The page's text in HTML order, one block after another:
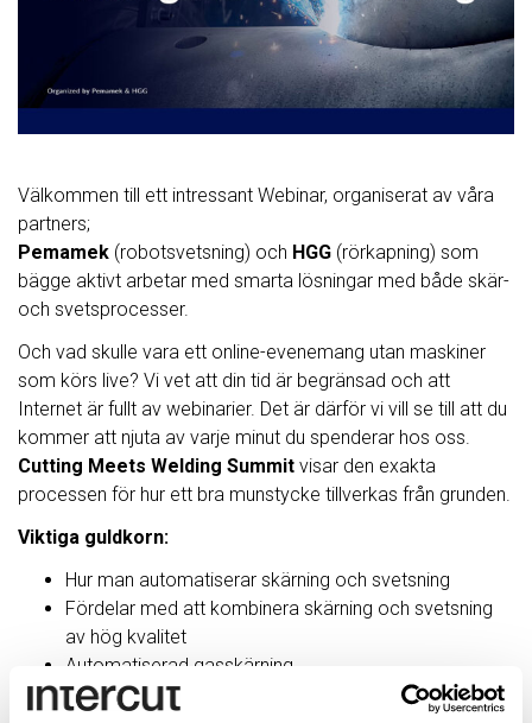
Välkommen till ett intressant Webinar, organiserat av våra
partners;
Pemamek (robotsvetsning) och HGG (rörkapning) som
bägge aktivt arbetar med smarta lösningar med både skär-
och svetsprocesser.
Och vad skulle vara ett online-evenemang utan maskiner
som körs live? Vi vet att din tid är begränsad och att
Internet är fullt av webinarier. Det är därför vi vill se till att du
kommer att njuta av varje minut du spenderar hos oss.
Cutting Meets Welding Summit visar den exakta
processen för hur ett bra munstycke tillverkas från grunden.
Viktiga guldkorn:
Hur man automatiserar skärning och svetsning
Fördelar med att kombinera skärning och svetsning
av hög kvalitet
Automatiserad gasskärning
Livedemo av robotsvetsning